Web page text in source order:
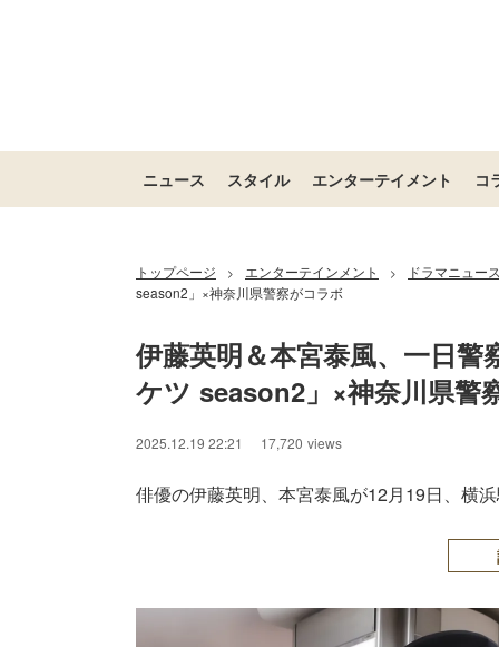
ニュース スタイル エンターテイメント コ
トップページ > エンターテインメント >
ドラマニュー
season2」×神奈川県警察がコラボ
伊藤英明＆本宮泰風、一日
ケツ season2」×神奈川県警
2025.12.19 22:21 17,720 views
俳優の伊藤英明、本宮泰風が12月19日、横